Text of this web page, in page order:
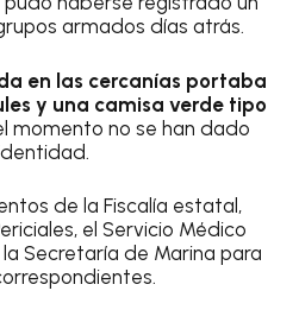
armados días atrás.
en las cercanías portaba
y una camisa verde tipo
momento no se han dado
de la Fiscalía estatal,
el Servicio Médico
Secretaría de Marina para